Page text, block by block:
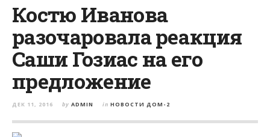
Костю Иванова
разочаровала реакция
Саши Гозиас на его
предложение
ДЕК 11, 2016 by ADMIN in НОВОСТИ ДОМ-2